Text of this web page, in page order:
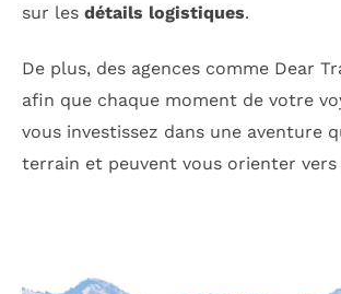
sur les détails logistiques.
De plus, des agences comme Dear
afin que chaque moment de votre
vous investissez dans une aventure
terrain et peuvent vous orienter